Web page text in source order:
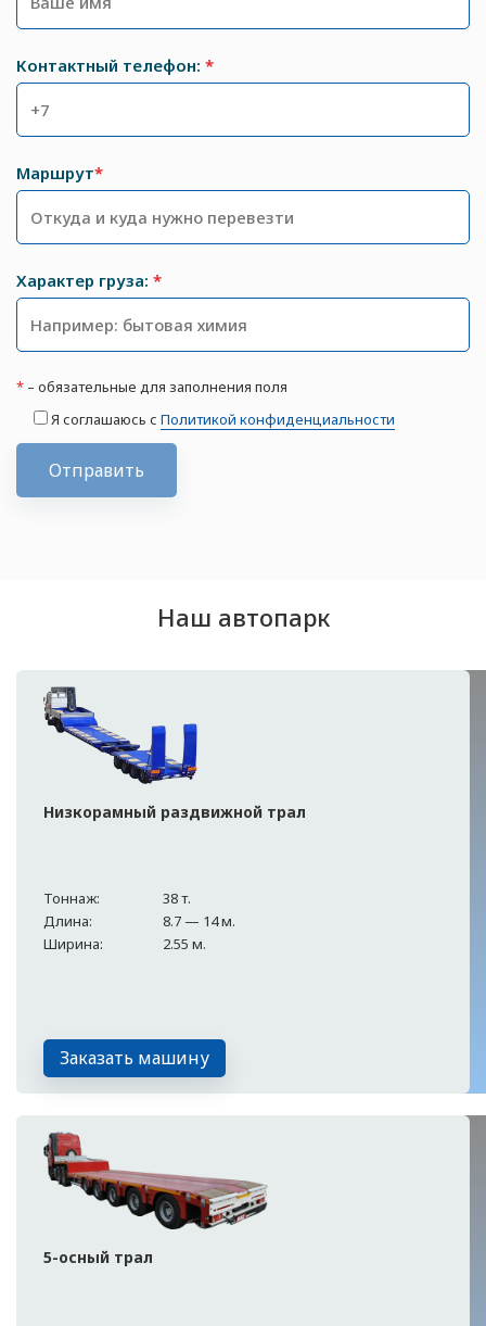
Контактный телефон: *
Маршрут*
Характер груза: *
* – обязательные для заполнения поля
Я соглашаюсь с Политикой конфиденциальности
Отправить
Наш автопарк
Низкорамный раздвижной трал
Тоннаж:
38 т.
Длина:
8.7 — 14 м.
Ширина:
2.55 м.
Заказать машину
5-осный трал